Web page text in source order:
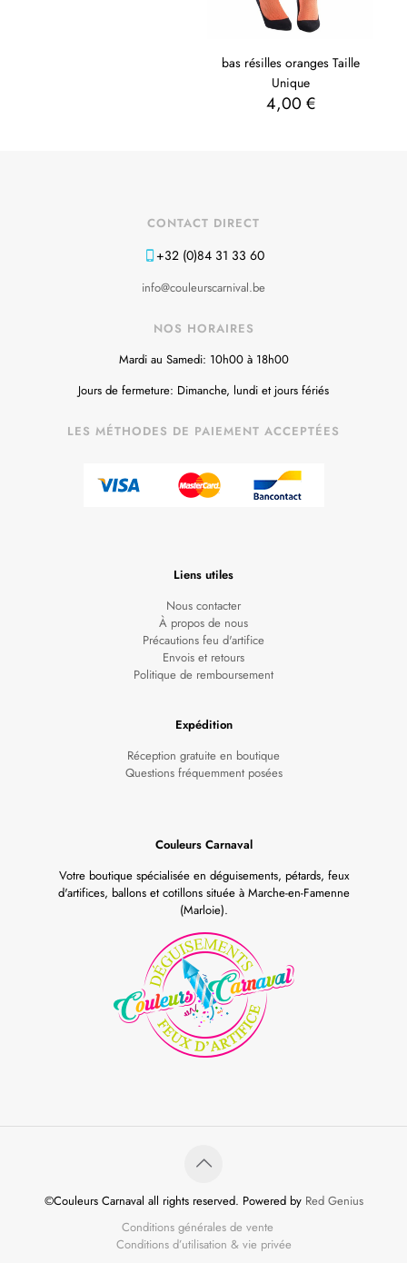
bas résilles oranges Taille
Unique
4,00 €
CONTACT DIRECT
+32 (0)84 31 33 60
info@couleurscarnival.be
NOS HORAIRES
Mardi au Samedi: 10h00 à 18h00
Jours de fermeture: Dimanche, lundi et jours fériés
LES MÉTHODES DE PAIEMENT ACCEPTÉES
Liens utiles
Nous contacter
À propos de nous
Précautions feu d'artifice
Envois et retours
Politique de remboursement
Expédition
Réception gratuite en boutique
Questions fréquemment posées
Couleurs Carnaval
Votre boutique spécialisée en déguisements, pétards, feux
d'artifices, ballons et cotillons située à Marche-en-Famenne
(Marloie).
©Couleurs Carnaval all rights reserved. Powered by Red Genius
Conditions générales de vente
Conditions d’utilisation & vie privée